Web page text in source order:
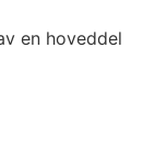
en hoveddel